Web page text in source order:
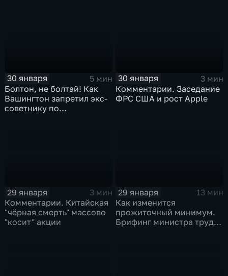
30 января
5 мин
Болтон, не болтай! Как
Вашингтон запретил экс-
советнику по
30 января
3 мин
Комментарии. Заседание
ФРС США и рост Apple
29 января
3 мин
Комментарии. Китайская
"чёрная смерть" массово
"косит" акции
29 января
13 мин
Как изменится
прожиточный минимум.
Брифинг министра труда